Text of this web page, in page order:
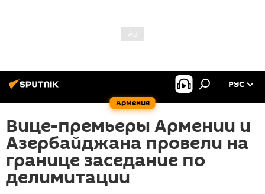
Армения
РУС
Вице-премьеры Армении и
Азербайджана провели на
границе заседание по
делимитации